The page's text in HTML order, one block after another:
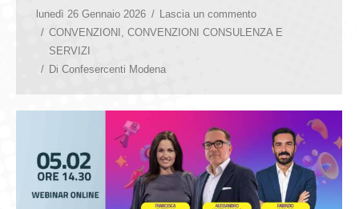
lunedì 26 Gennaio 2026
Lascia un commento
CONVENZIONI , CONVENZIONI CONSULENZA E
SERVIZI
Di Confesercenti Modena